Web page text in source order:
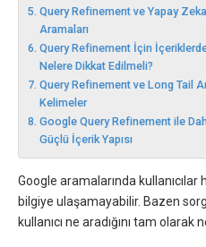
Query Refinement ve Yapay Zeka
Aramaları
Query Refinement İçin
Nelere Dikkat Edilmeli?
Query Refinement ve Long Tail
Kelimeler
Google Query Refinement ile
Güçlü İçerik Yapısı
Google aramalarında kullanıcılar
bilgiye ulaşamayabilir. Bazen
kullanıcı ne aradığını tam olarak